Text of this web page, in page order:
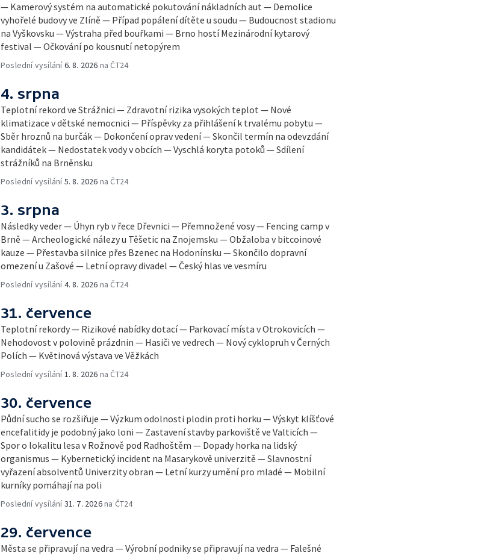
— Kamerový systém na automatické pokutování nákladních aut — Demolice
vyhořelé budovy ve Zlíně — Případ popálení dítěte u soudu — Budoucnost stadionu
na Vyškovsku — Výstraha před bouřkami — Brno hostí Mezinárodní kytarový
festival — Očkování po kousnutí netopýrem
Poslední vysílání6. 8. 2026 na ČT24
4. srpna
Teplotní rekord ve Strážnici — Zdravotní rizika vysokých teplot — Nové
klimatizace v dětské nemocnici — Příspěvky za přihlášení k trvalému pobytu —
Sběr hroznů na burčák — Dokončení oprav vedení — Skončil termín na odevzdání
kandidátek — Nedostatek vody v obcích — Vyschlá koryta potoků — Sdílení
strážníků na Brněnsku
Poslední vysílání5. 8. 2026 na ČT24
3. srpna
Následky veder — Úhyn ryb v řece Dřevnici — Přemnožené vosy — Fencing camp v
Brně — Archeologické nálezy u Těšetic na Znojemsku — Obžaloba v bitcoinové
kauze — Přestavba silnice přes Bzenec na Hodonínsku — Skončilo dopravní
omezení u Zašové — Letní opravy divadel — Český hlas ve vesmíru
Poslední vysílání4. 8. 2026 na ČT24
31. července
Teplotní rekordy — Rizikové nabídky dotací — Parkovací místa v Otrokovicích —
Nehodovost v polovině prázdnin — Hasiči ve vedrech — Nový cyklopruh v Černých
Polích — Květinová výstava ve Věžkách
Poslední vysílání1. 8. 2026 na ČT24
30. července
Půdní sucho se rozšiřuje — Výzkum odolnosti plodin proti horku — Výskyt klíšťové
encefalitidy je podobný jako loni — Zastavení stavby parkoviště ve Valticích —
Spor o lokalitu lesa v Rožnově pod Radhoštěm — Dopady horka na lidský
organismus — Kybernetický incident na Masarykově univerzitě — Slavnostní
vyřazení absolventů Univerzity obran — Letní kurzy umění pro mladé — Mobilní
kurníky pomáhají na poli
Poslední vysílání31. 7. 2026na ČT24
29. července
Města se připravují na vedra — Výrobní podniky se připravují na vedra — Falešné